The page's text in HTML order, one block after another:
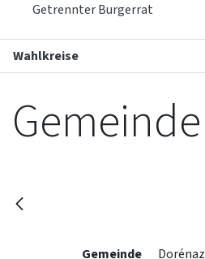
Getrennter Burgerrat
Wahlkreise
Gemeinde
Gemeinde
Dorénaz